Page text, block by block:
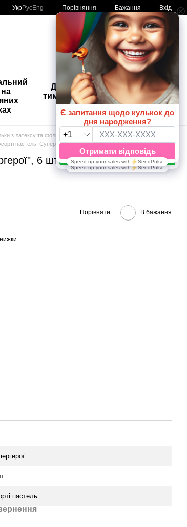
УкрРусEng Порівняння Бажання Вхід
Мій кошик
Дитяче
тимчасове
тату
🚨🚨🚨
Розпродаж
Кульки з
друком😀
🎈
з латексу та фольги
пастель, Супергерої
6 шт., 12"/30см., Асорті
Порівняти В бажання
пастель